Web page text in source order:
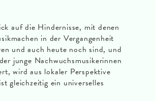
auf die Hindernisse, mit denen
in der Vergangenheit
und auch heute noch sind, und
junge Nachwuchsmusikerinnen
wird aus lokaler Perspektive
gleichzeitig ein universelles